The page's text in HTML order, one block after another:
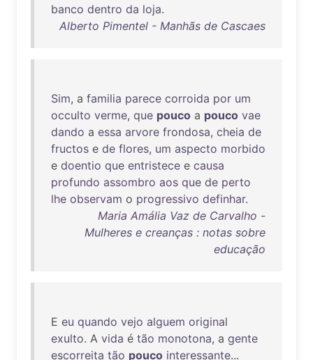
banco dentro da loja.
Alberto Pimentel - Manhãs de Cascaes
Sim, a familia parece corroida por um
occulto verme, que pouco a pouco vae
dando a essa arvore frondosa, cheia de
fructos e de flores, um aspecto morbido
e doentio que entristece e causa
profundo assombro aos que de perto
lhe observam o progressivo definhar.
Maria Amália Vaz de Carvalho -
Mulheres e creanças : notas sobre
educação
E eu quando vejo alguem original
exulto. A vida é tão monotona, a gente
escorreita tão pouco interessante...